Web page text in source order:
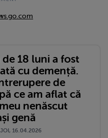
18 luni a fost
cu demență.
de
ce am aflat că
nenăscut
genă
JOI, 16.04.2026